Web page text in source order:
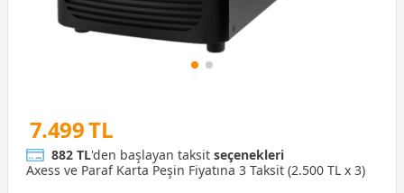
7.499 TL
882 TL'den başlayan taksit seçenekleri
Axess ve Paraf Karta Peşin Fiyatına 3 Taksit (2.500 TL x 3)